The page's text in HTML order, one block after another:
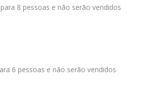
8 pessoas e não serão vendidos
6 pessoas e não serão vendidos